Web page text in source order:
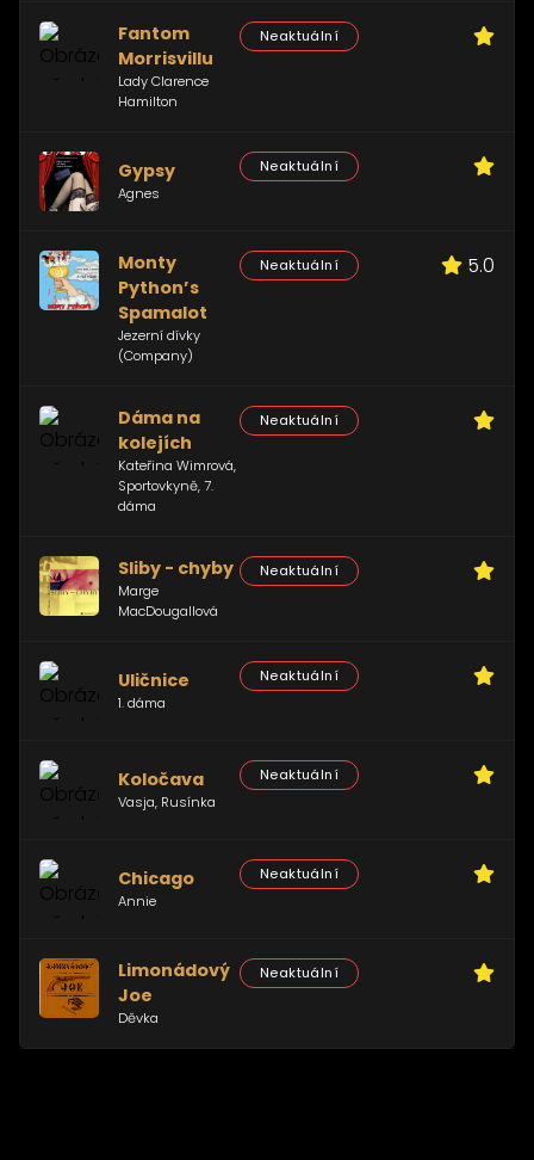
Fantom
Morrisvillu
Lady Clarence
Hamilton
Neaktuální
Gypsy
Agnes
Neaktuální
Monty
Python’s
Spamalot
Jezerní dívky
(Company)
Neaktuální 5.0
Dáma na
kolejích
Kateřina Wimrová,
Sportovkyně, 7.
dáma
Neaktuální
Sliby - chyby
Marge
MacDougallová
Neaktuální
Uličnice
1. dáma
Neaktuální
Koločava
Vasja, Rusínka
Neaktuální
Chicago
Annie
Neaktuální
Limonádový
Joe
Děvka
Neaktuální